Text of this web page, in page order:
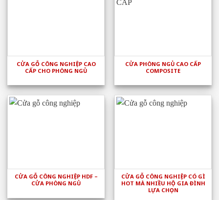
CỬA GỖ CÔNG NGHIỆP CAO
CẤP CHO PHÒNG NGỦ
CỬA PHÒNG NGỦ CAO CẤP
COMPOSITE
CỬA GỖ CÔNG NGHIỆP HDF –
CỬA PHÒNG NGỦ
CỬA GỖ CÔNG NGHIỆP CÓ GÌ
HOT MÀ NHIỀU HỘ GIA ĐÌNH
LỰA CHỌN